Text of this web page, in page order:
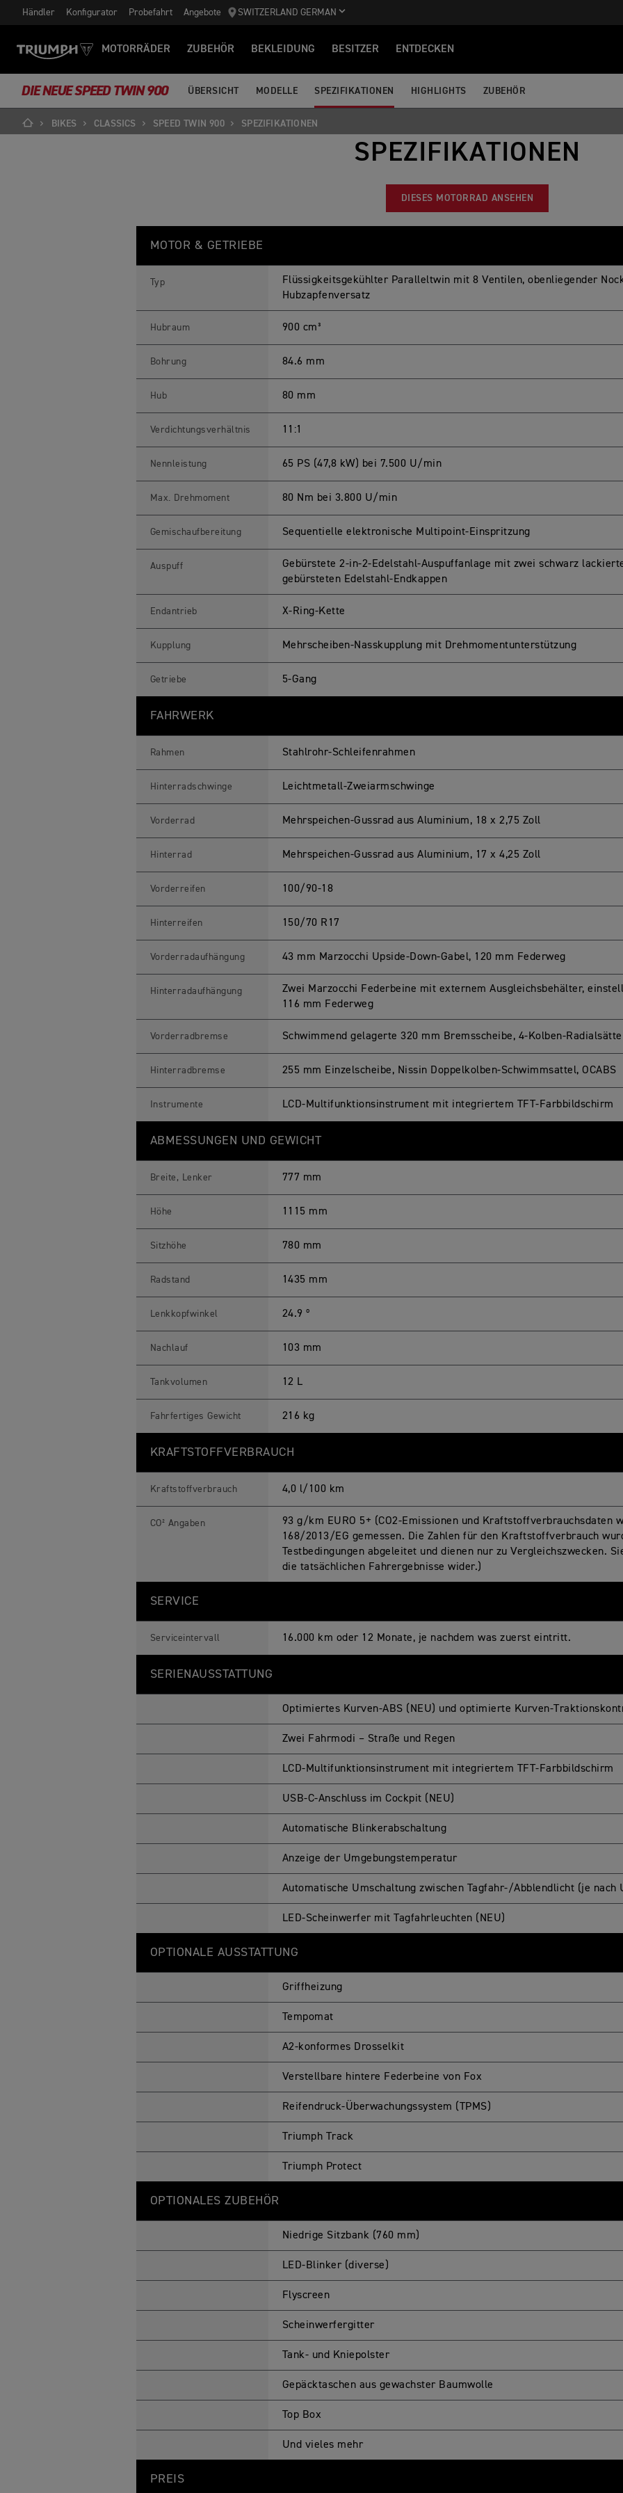
Händler Konfigurator Probefahrt Angebote SWITZERLAND GERMAN
MOTORRÄDER ZUBEHÖR BEKLEIDUNG BESITZER ENTDECKEN
DIE NEUE SPEED TWIN 900 ÜBERSICHT MODELLE SPEZIFIKATIONEN HIGHLIGHTS ZUBEHÖR
BIKES CLASSICS SPEED TWIN 900 SPEZIFIKATIONEN
SPEZIFIKATIONEN
DIESES MOTORRAD ANSEHEN
N
0
e
t
n
MOTOR & GETRIEBE
Typ
Flüssigkeitsgekühlter Paralleltwin mit 8 Ventilen, obenliegender
Hubzapfenversatz
Hubraum 900 cm³
Bohrung 84.6 mm
Hub 80 mm
Verdichtungsverhältnis 11:1
Nennleistung 65 PS (47,8 kW) bei 7.500 U/min
Max. Drehmoment 80 Nm bei 3.800 U/min
Gemischaufbereitung Sequentielle elektronische Multipoint-Einspritzung
Auspuff
Gebürstete 2-in-2-Edelstahl-Auspuffanlage mit zwei schwarz
gebürsteten Edelstahl-Endkappen
Endantrieb X-Ring-Kette
Kupplung Mehrscheiben-Nasskupplung mit Drehmomentunterstützung
Getriebe 5-Gang
FAHRWERK
Rahmen Stahlrohr-Schleifenrahmen
Hinterradschwinge Leichtmetall-Zweiarmschwinge
Vorderrad Mehrspeichen-Gussrad aus Aluminium, 18 x 2,75 Zoll
Hinterrad Mehrspeichen-Gussrad aus Aluminium, 17 x 4,25 Zoll
Vorderreifen 100/90-18
Hinterreifen 150/70 R17
Vorderradaufhängung 43 mm Marzocchi Upside-Down-Gabel, 120 mm Federweg
Hinterradaufhängung
Zwei Marzocchi Federbeine mit externem Ausgleichsbehälter,
116 mm Federweg
Vorderradbremse Schwimmend gelagerte 320 mm Bremsscheibe, 4-Kolben-
Hinterradbremse 255 mm Einzelscheibe, Nissin Doppelkolben-Schwimmsattel, OCABS
Instrumente LCD-Multifunktionsinstrument mit integriertem TFT-Farbbildschirm
ABMESSUNGEN UND GEWICHT
Breite, Lenker 777 mm
Höhe 1115 mm
Sitzhöhe 780 mm
Radstand 1435 mm
Lenkkopfwinkel 24.9 º
Nachlauf 103 mm
Tankvolumen 12 L
Fahrfertiges Gewicht 216 kg
KRAFTSTOFFVERBRAUCH
Kraftstoffverbrauch 4,0 l/100 km
CO² Angaben
93 g/km EURO 5+ (CO2-Emissionen und Kraftstoffverbrauchsdaten
168/2013/EG gemessen. Die Zahlen für den Kraftstoffverbrauch
Testbedingungen abgeleitet und dienen nur zu Vergleichszwecken.
die tatsächlichen Fahrergebnisse wider.)
SERVICE
Serviceintervall 16.000 km oder 12 Monate, je nachdem was zuerst eintritt.
SERIENAUSSTATTUNG
Optimiertes Kurven-ABS (NEU) und optimierte Kurven-
Zwei Fahrmodi – Straße und Regen
LCD-Multifunktionsinstrument mit integriertem TFT-Farbbildschirm
USB-C-Anschluss im Cockpit (NEU)
Automatische Blinkerabschaltung
Anzeige der Umgebungstemperatur
Automatische Umschaltung zwischen Tagfahr-/Abblendlicht (je nach
LED-Scheinwerfer mit Tagfahrleuchten (NEU)
OPTIONALE AUSSTATTUNG
Griffheizung
Tempomat
A2-konformes Drosselkit
Verstellbare hintere Federbeine von Fox
Reifendruck-Überwachungssystem (TPMS)
Triumph Track
Triumph Protect
OPTIONALES ZUBEHÖR
Niedrige Sitzbank (760 mm)
LED-Blinker (diverse)
Flyscreen
Scheinwerfergitter
Tank- und Kniepolster
Gepäcktaschen aus gewachster Baumwolle
Top Box
Und vieles mehr
PREIS